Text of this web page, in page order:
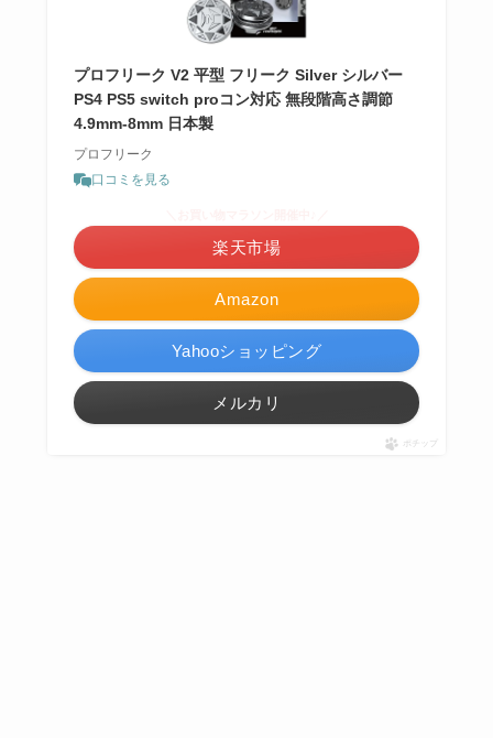
プロフリーク V2 平型 フリーク Silver シルバー
PS4 PS5 switch proコン対応 無段階高さ調節
4.9mm-8mm 日本製
プロフリーク
口コミを見る
Amazon
楽天市場
Yahooショッピング
メルカリ
ポチップ